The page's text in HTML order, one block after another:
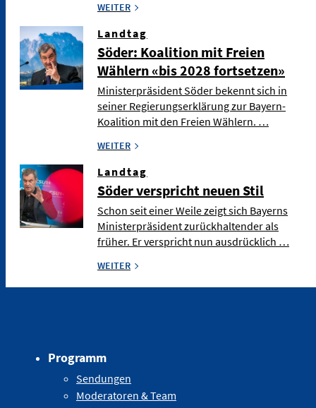
WEITER
Landtag
Söder: Koalition mit Freien
Wählern «bis 2028 fortsetzen»
Ministerpräsident Söder bekennt sich in
seiner Regierungserklärung zur Bayern-
Koalition mit den Freien Wählern. …
WEITER
Landtag
Söder verspricht neuen Stil
Schon seit einer Weile zeigt sich Bayerns
Ministerpräsident zurückhaltender als
früher. Er verspricht nun ausdrücklich …
WEITER
Programm
Sendungen
Moderatoren & Team